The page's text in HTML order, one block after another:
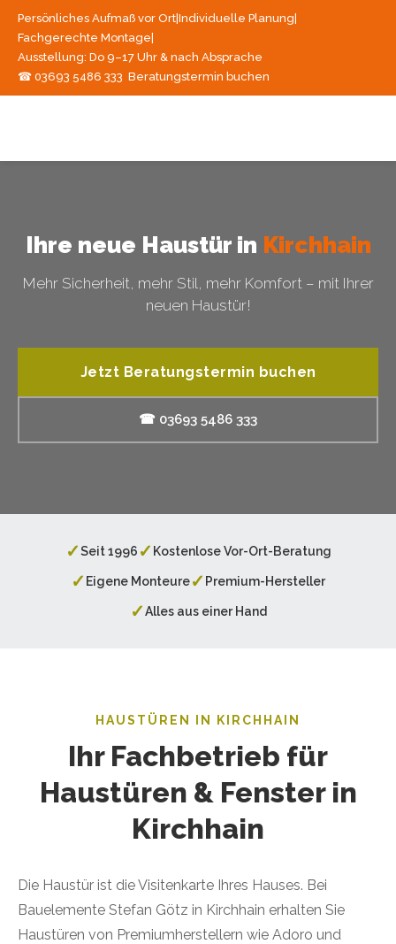
Persönliches Aufmaß vor Ort Individuelle Planung
Fachgerechte Montage
Ausstellung: Do 9–17 Uhr & nach Absprache
☎ 03693 5486 333 Beratungstermin buchen
Ihre neue Haustür in Kirchhain
Mehr Sicherheit, mehr Stil, mehr Komfort – mit Ihrer
neuen Haustür!
Jetzt Beratungstermin buchen
☎ 03693 5486 333
✓Seit 1996 ✓ Kostenlose Vor-Ort-Beratung
✓ Eigene Monteure✓ Premium-Hersteller
✓Alles aus einer Hand
HAUSTÜREN IN KIRCHHAIN
Ihr Fachbetrieb für
Haustüren & Fenster in
Kirchhain
Die Haustür ist die Visitenkarte Ihres Hauses. Bei
Bauelemente Stefan Götz in Kirchhain erhalten Sie
Haustüren von Premiumherstellern wie Adoro und